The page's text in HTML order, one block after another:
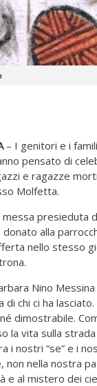
– I genitori e i
pensato di
e ragazze
Molfetta.
messa presieduta
donato alla
nello stesso
Nino
di chi ci ha
dimostrabile.
la vita sulla
i nostri “se” e i
non nella nostra
e al mistero dei